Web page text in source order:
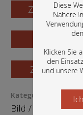
Diese
Nähere
Klicken Sie
den
und unsere
In diesem
Zum
Zur
Zur
Kategorie /
Bild/ Ephemera